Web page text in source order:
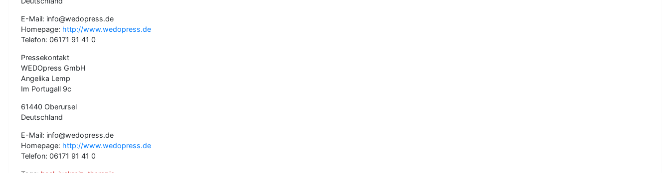
E-Mail: info@wedopress.de
Homepage: http://www.wedopress.de
Telefon: 06171 91 41 0
Pressekontakt
WEDOpress GmbH
Angelika Lemp
Im Portugall 9c
61440 Oberursel
Deutschland
E-Mail: info@wedopress.de
Homepage: http://www.wedopress.de
Telefon: 06171 91 41 0